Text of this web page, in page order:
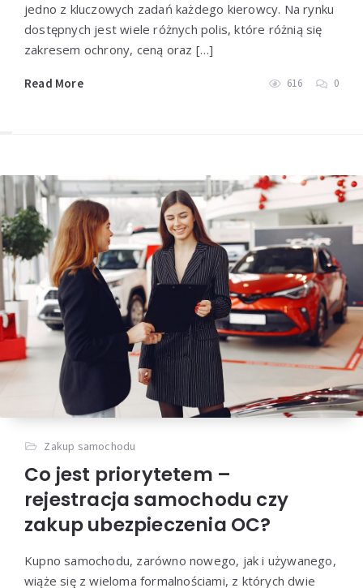
jedno z kluczowych zadań każdego kierowcy. Na rynku
dostępnych jest wiele różnych polis, które różnią się
zakresem ochrony, ceną oraz […]
Read More 616 0
Zakup samochodu
Co jest priorytetem –
rejestracja samochodu czy
zakup ubezpieczenia OC?
Kupno samochodu, zarówno nowego, jak i używanego,
wiąże się z wieloma formalnościami, z których dwie